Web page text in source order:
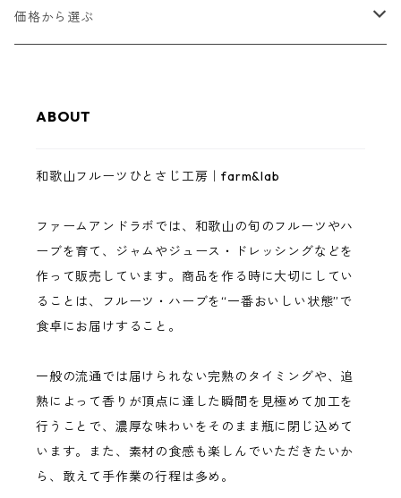
甘夏
レモン
南高梅
まりひめいちご
バジル
和歌山フルーツジャム
ゼリー・スムージーゼリー
ジュース
調味料（ドレッシング・バジルソース）
価格から選ぶ
3,000円以下
5,000円以下
10,000円以下
ABOUT
和歌山フルーツひとさじ工房｜farm&lab
ファームアンドラボでは、和歌山の旬のフルーツやハ
ーブを育て、ジャムやジュース・ドレッシングなどを
作って販売しています。商品を作る時に大切にしてい
ることは、フルーツ・ハーブを“一番おいしい状態”で
食卓にお届けすること。
一般の流通では届けられない完熟のタイミングや、追
熟によって香りが頂点に達した瞬間を見極めて加工を
行うことで、濃厚な味わいをそのまま瓶に閉じ込めて
います。また、素材の食感も楽しんでいただきたいか
ら、敢えて手作業の行程は多め。